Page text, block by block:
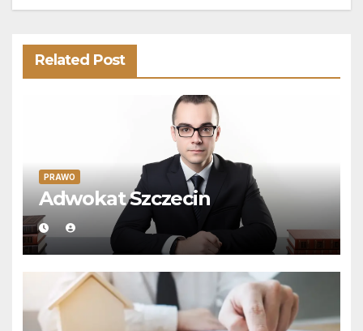
Related Post
PRAWO
Adwokat Szczecin